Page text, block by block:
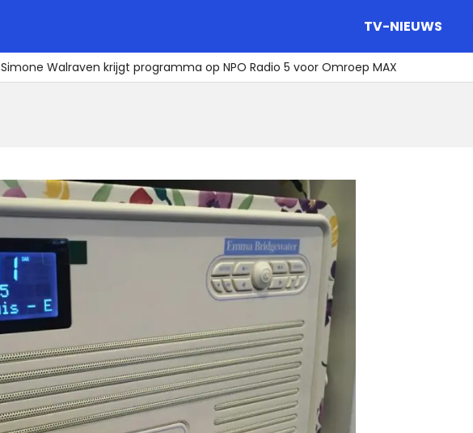
TV-NIEUWS
Simone Walraven krijgt programma op NPO Radio 5 voor Omroep MAX